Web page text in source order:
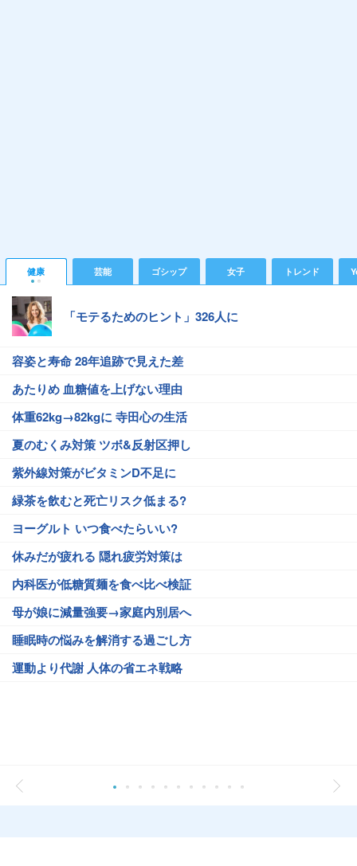
健康 芸能 ゴシップ 女子 トレンド
「モテるためのヒント」326人に
容姿と寿命 28年追跡で見えた差
あたりめ 血糖値を上げない理由
体重62kg→82kgに 寺田心の生活
夏のむくみ対策 ツボ&反射区押し
紫外線対策がビタミンD不足に
緑茶を飲むと死亡リスク低まる?
ヨーグルト いつ食べたらいい?
休みだが疲れる 隠れ疲労対策は
内科医が低糖質麺を食べ比べ検証
母が娘に減量強要→家庭内別居へ
睡眠時の悩みを解消する過ごし方
運動より代謝 人体の省エネ戦略